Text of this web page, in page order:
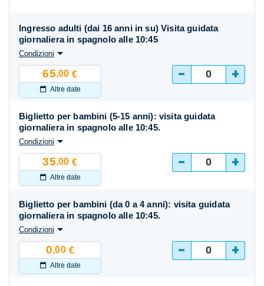
65,00 €
Altre date
Ingresso adulti (dai 16 anni in su) Visita guidata
giornaliera in spagnolo alle 10:45
Condizioni
- +
35,00 €
Altre date
Biglietto per bambini (5-15 anni): visita guidata
giornaliera in spagnolo alle 10:45.
Condizioni
- +
0,00 €
Altre date
Biglietto per bambini (da 0 a 4 anni): visita guidata
giornaliera in spagnolo alle 10:45.
Condizioni
- +